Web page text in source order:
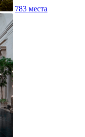
783 места